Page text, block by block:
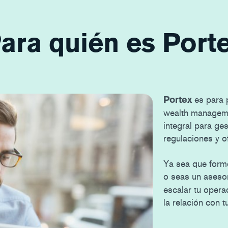
quién es
Portex es para
wealth
integral para
regulaciones y
Ya sea que
o seas un
escalar tu
la relación con